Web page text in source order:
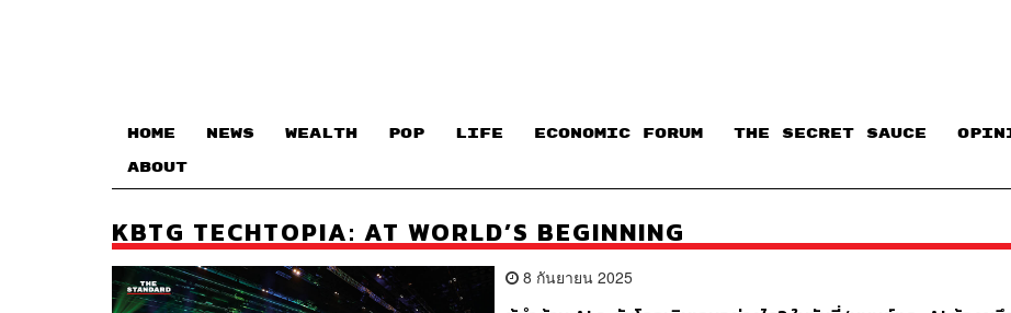
HOME NEWS WEALTH POP LIFE ECONOMIC FORUM THE SECRET SAUCE​
ABOUT
KBTG TECHTOPIA: AT WORLD’S BEGINNING
8 กันยายน 2025